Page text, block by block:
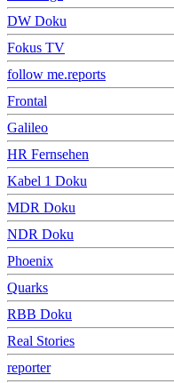
DW Doku
Fokus TV
follow me.reports
Frontal
Galileo
HR Fernsehen
Kabel 1 Doku
MDR Doku
NDR Doku
Phoenix
Quarks
RBB Doku
Real Stories
reporter